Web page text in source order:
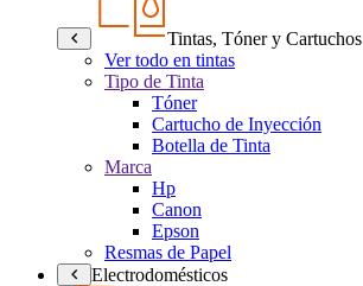
Tintas, Tóner y Cartuchos
Ver todo en tintas
Tipo de Tinta
Tóner
Cartucho de Inyección
Botella de Tinta
Marca
Hp
Canon
Epson
Resmas de Papel
Electrodomésticos